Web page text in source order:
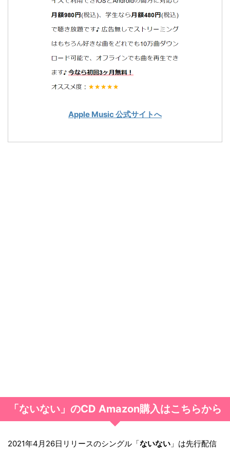
Apple Music 公式サイトへ
「ないない」のCD Amazon購入はこちらから
2021年4月26日リリースのシングル「ないない 」は先行配信